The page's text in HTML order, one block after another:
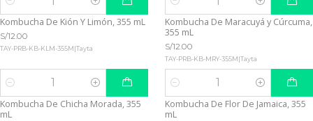
Cantidad Cantidad
Kombucha De Kión Y Limón, 355 mL
S/12.00
TAY-PRB-KB-KLM-355M|Tayta
Cantidad
Kombucha De Maracuyá y Cúrcuma,
355 mL
S/12.00
TAY-PRB-KB-MRY-355M|Tayta
Cantidad
Kombucha De Chicha Morada, 355
mL
Kombucha De Flor De Jamaica, 355
mL